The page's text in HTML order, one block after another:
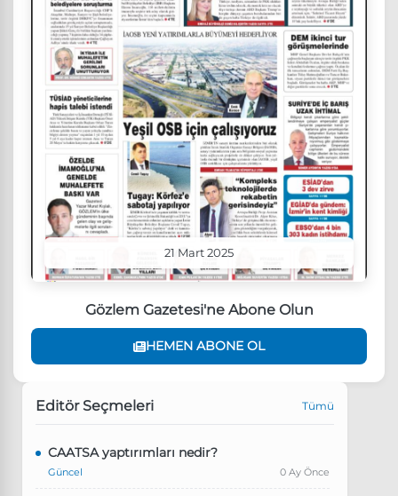
21 Mart 2025
Gözlem Gazetesi'ne Abone Olun
HEMEN ABONE OL
Editör Seçmeleri Tümü
CAATSA yaptırımları nedir?
Güncel 0 Ay Önce